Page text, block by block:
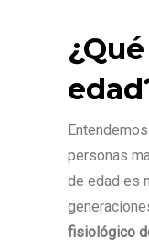
personas
de edad es
fisiológico